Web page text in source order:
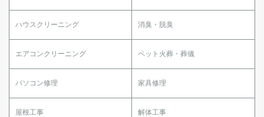
ハウスクリーニング 消臭・脱臭
エアコンクリーニング ペット火葬・葬儀
パソコン修理 家具修理
屋根工事 解体工事